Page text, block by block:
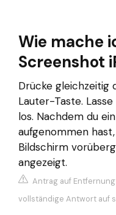
Wie mache
Screenshot
Drücke gleichzeitig
Lauter-Taste.
los. Nachdem du
aufgenommen
Bildschirm
angezeigt.
Antrag auf
vollständige Antwort auf